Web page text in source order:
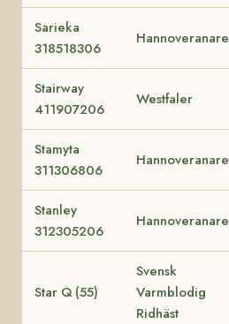
Sarieka
318518306
Hannoveranare
Stairway
411907206
Westfaler
Stamyta
311306806
Hannoveranare
Stanley
312305206
Hannoveranare
Star Q (55)
Svensk
Varmblodig
Ridhäst